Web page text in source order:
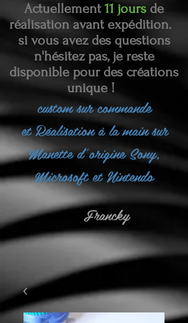
Actuellement 11 jours de
réalisation avant expédition.
si vous avez des questions
n'hésitez pas, je reste
disponible pour des créations
unique !
custom sur commande
etRéalisation à la main sur
Manette d'origine Sony,
Microsoft et Nintendo
Francky